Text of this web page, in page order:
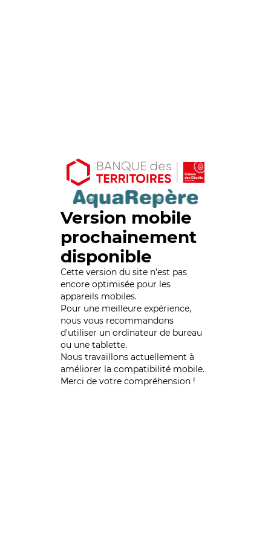
Version mobile
prochainement
disponible
Cette version du site n’est pas
encore optimisée pour les
appareils mobiles.
Pour une meilleure expérience,
nous vous recommandons
d'utiliser un ordinateur de bureau
ou une tablette.
Nous travaillons actuellement à
améliorer la compatibilité mobile.
Merci de votre compréhension !